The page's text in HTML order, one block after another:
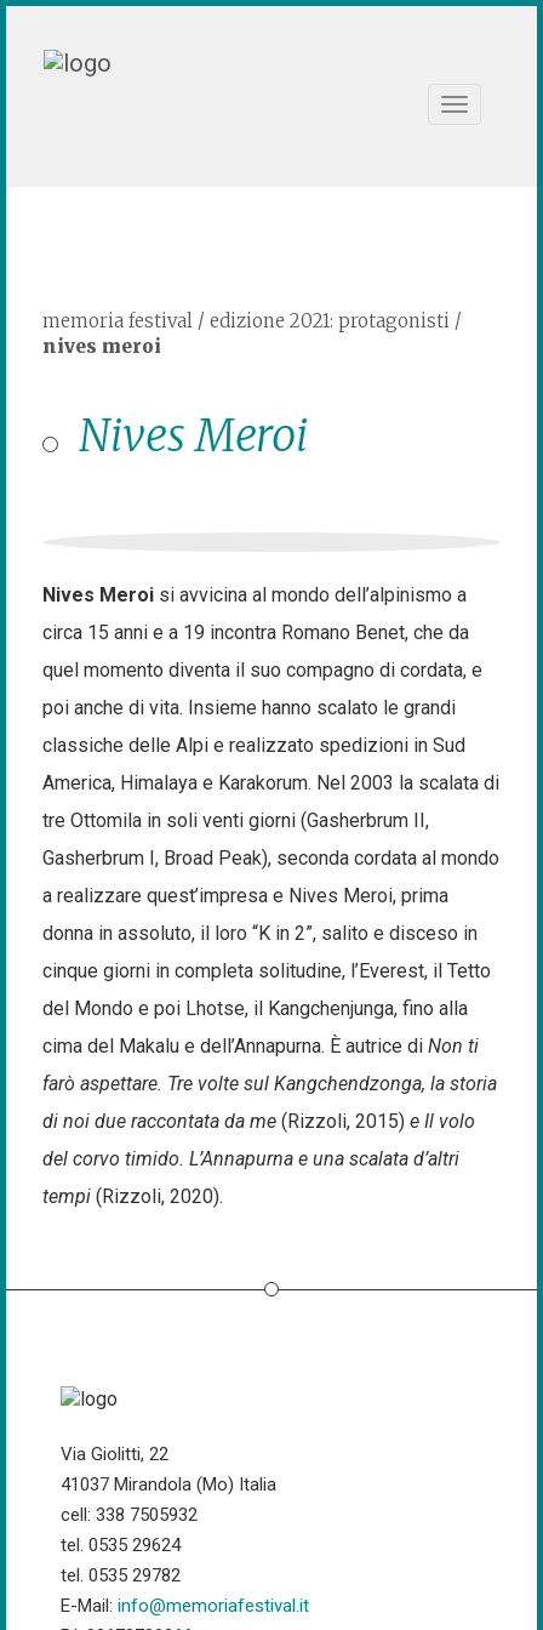
Toggle
memoria festival / edizione 2021: protagonisti /
nives meroi
Nives Meroi
Nives Meroi si avvicina al mondo dell’alpinismo a
circa 15 anni e a 19 incontra Romano Benet, che da
quel momento diventa il suo compagno di cordata, e
poi anche di vita. Insieme hanno scalato le grandi
classiche delle Alpi e realizzato spedizioni in Sud
America, Himalaya e Karakorum. Nel 2003 la scalata di
tre Ottomila in soli venti giorni (Gasherbrum II,
Gasherbrum I, Broad Peak), seconda cordata al mondo
a realizzare quest’impresa e Nives Meroi, prima
donna in assoluto, il loro “K in 2”, salito e disceso in
cinque giorni in completa solitudine, l’Everest, il Tetto
del Mondo e poi Lhotse, il Kangchenjunga, fino alla
cima del Makalu e dell’Annapurna. È autrice di Non ti
farò aspettare. Tre volte sul Kangchendzonga, la storia
di noi due raccontata da me (Rizzoli, 2015) e Il volo
del corvo timido. L’Annapurna e una scalata d’altri
tempi (Rizzoli, 2020).
Via Giolitti, 22
41037 Mirandola (Mo) Italia
cell: 338 7505932
tel. 0535 29624
tel. 0535 29782
E-Mail: info@memoriafestival.it